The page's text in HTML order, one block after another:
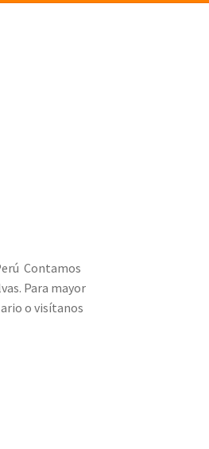
Contamos
Para mayor
o visítanos